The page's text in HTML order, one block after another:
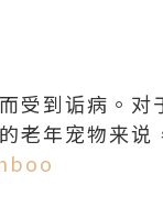
受到诟病。对
老年宠物来说